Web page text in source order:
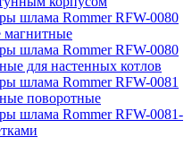
шлама Rommer RFW-0080
магнитные
шлама Rommer RFW-0080
для настенных котлов
шлама Rommer RFW-0081
поворотные
шлама Rommer RFW-0081-